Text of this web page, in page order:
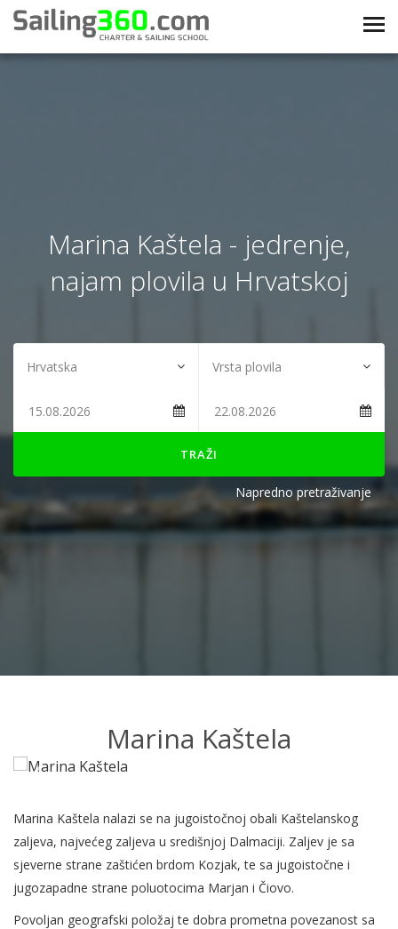
Marina Kaštela - jedrenje,
najam plovila u Hrvatskoj
TRAŽI
Napredno pretraživanje
Marina Kaštela
Marina Kaštela nalazi se na jugoistočnoj obali Kaštelanskog
zaljeva, najvećeg zaljeva u središnjoj Dalmaciji. Zaljev je sa
sjeverne strane zaštićen brdom Kozjak, te sa jugoistočne i
jugozapadne strane poluotocima Marjan i Čiovo.
Povoljan geografski položaj te dobra prometna povezanost sa